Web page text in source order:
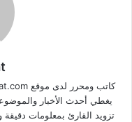
يغطي أحدث الأخبار
تزويد القارئ بمعلومات